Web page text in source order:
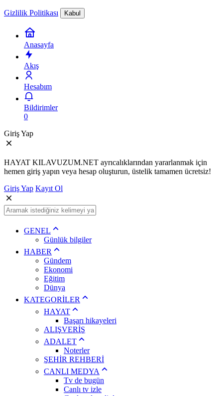
Gizlilik Politikası Kabul
Anasayfa
Akış
Hesabım
Bildirimler
0
Giriş Yap
HAYAT KILAVUZUM.NET ayrıcalıklarından yararlanmak için
hemen giriş yapın veya hesap oluşturun, üstelik tamamen ücretsiz!
Giriş Yap Kayıt Ol
GENEL
Günlük bilgiler
HABER
Gündem
Ekonomi
Eğitim
Dünya
KATEGORİLER
HAYAT
Başarı hikayeleri
ALIŞVERİŞ
ADALET
Noterler
ŞEHİR REHBERİ
CANLI MEDYA
Tv de bugün
Canlı tv izle